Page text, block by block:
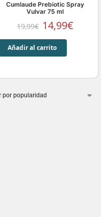
Cumlaude Prebiotic Spray
Vulvar 75 ml
19,99€ 14,99€
Añadir al carrito